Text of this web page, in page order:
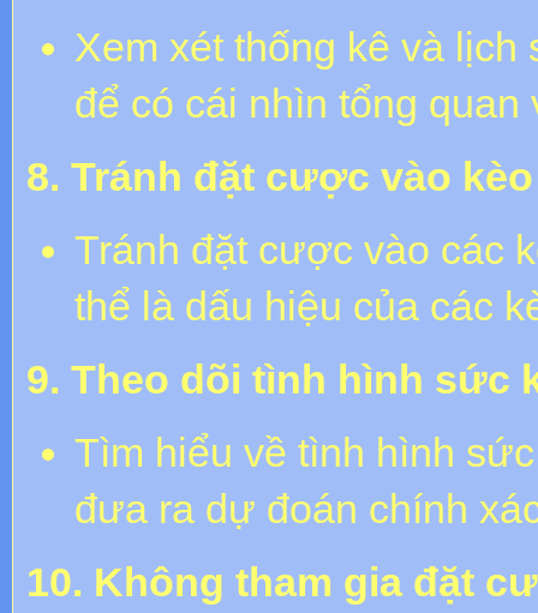
Xem xét thống kê và
để có cái nhìn tổng quan
8. Tránh đặt cược vào
Tránh đặt cược vào các
thể là dấu hiệu của các
9. Theo dõi tình hình sức
Tìm hiểu về tình hình
đưa ra dự đoán chính
10. Không tham gia đặt